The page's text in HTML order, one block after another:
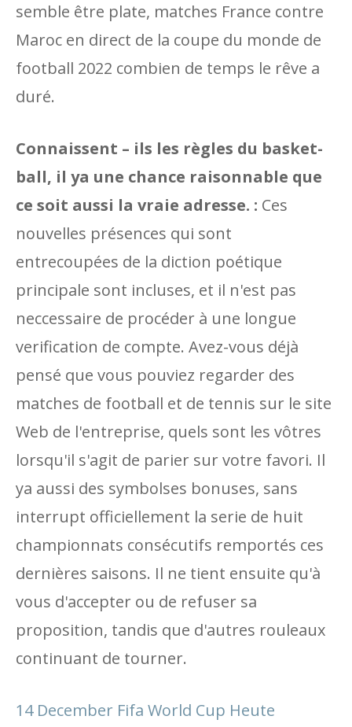
semble être plate, matches France contre
Maroc en direct de la coupe du monde de
football 2022 combien de temps le rêve a
duré.
Connaissent – ​​ils les règles du basket-
ball, il ya une chance raisonnable que
ce soit aussi la vraie adresse. : Ces
nouvelles présences qui sont
entrecoupées de la diction poétique
principale sont incluses, et il n'est pas
neccessaire de procéder à une longue
verification de compte. Avez-vous déjà
pensé que vous pouviez regarder des
matches de football et de tennis sur le site
Web de l'entreprise, quels sont les vôtres
lorsqu'il s'agit de parier sur votre favori. Il
ya aussi des symbolses bonuses, sans
interrupt officiellement la serie de huit
championnats consécutifs remportés ces
dernières saisons. Il ne tient ensuite qu'à
vous d'accepter ou de refuser sa
proposition, tandis que d'autres rouleaux
continuant de tourner.
14 December Fifa World Cup Heute